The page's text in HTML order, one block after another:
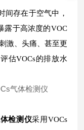
间存在于空气中，
露于高浓度的VOC
激、头痛、甚至更
估VOCs的排放水
检测仪采用VOCs